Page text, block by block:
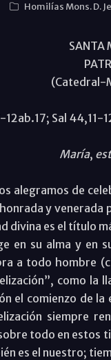
Homilías Mons. D.
SANTA
(Catedral-
Sal 44,11-
María,
alegramos de
y
divina es el título
en su alma y en
a todo hombre
como la
el comienzo de
siempre
todo en estos
es el nuestro;